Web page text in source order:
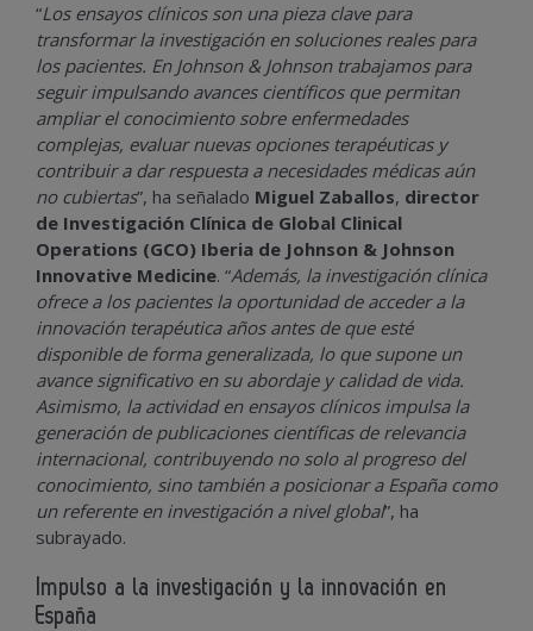
“Los ensayos clínicos son una pieza clave para
transformar la investigación en soluciones reales para
los pacientes. En Johnson & Johnson trabajamos para
seguir impulsando avances científicos que permitan
ampliar el conocimiento sobre enfermedades
complejas, evaluar nuevas opciones terapéuticas y
contribuir a dar respuesta a necesidades médicas aún
no cubiertas”, ha señalado Miguel Zaballos, director
de Investigación Clínica de Global Clinical
Operations (GCO) Iberia de Johnson & Johnson
Innovative Medicine. “Además, la investigación clínica
ofrece a los pacientes la oportunidad de acceder a la
innovación terapéutica años antes de que esté
disponible de forma generalizada, lo que supone un
avance significativo en su abordaje y calidad de vida.
Asimismo, la actividad en ensayos clínicos impulsa la
generación de publicaciones científicas de relevancia
internacional, contribuyendo no solo al progreso del
conocimiento, sino también a posicionar a España como
un referente en investigación a nivel global”, ha
subrayado.
Impulso a la investigación y la innovación en
España